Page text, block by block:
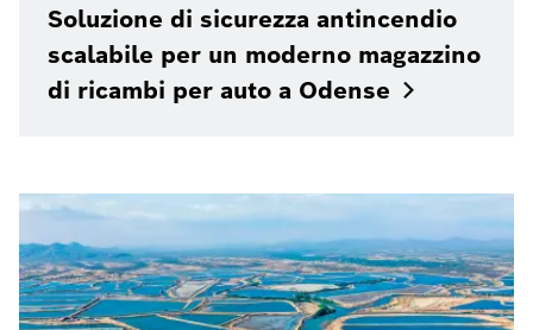
Soluzione di sicurezza antincendio
scalabile per un moderno magazzino
di ricambi per auto a Odense